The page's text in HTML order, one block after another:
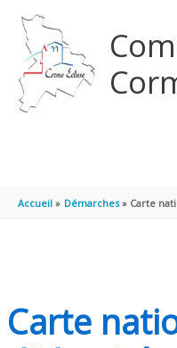
Accueil Démarches Carte
Carte